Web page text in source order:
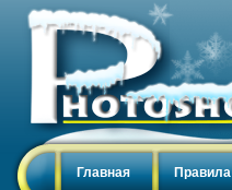
Главная Правила